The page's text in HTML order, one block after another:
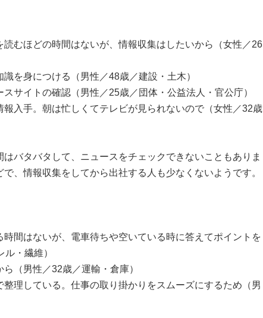
読むほどの時間はないが、情報収集はしたいから（女性／26
を身につける（男性／48歳／建設・土木）
サイトの確認（男性／25歳／団体・公益法人・官公庁）
報入手。朝は忙しくてテレビが見られないので（女性／32歳
バタバタして、ニュースをチェックできないこともありま
、情報収集をしてから出社する人も少なくないようです。
時間はないが、電車待ちや空いている時に答えてポイントを
・繊維）
（男性／32歳／運輸・倉庫）
整理している。仕事の取り掛かりをスムーズにするため（男